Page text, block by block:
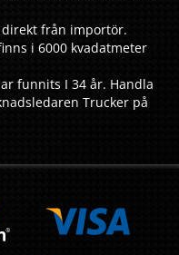
från importör.
i 6000 kvadatmeter
funnits I 34 år. Handla
Trucker på